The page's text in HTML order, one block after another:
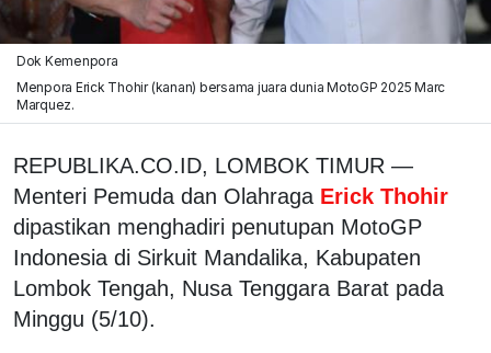
Dok Kemenpora
Menpora Erick Thohir (kanan) bersama juara dunia MotoGP 2025 Marc
Marquez.
REPUBLIKA.CO.ID, LOMBOK TIMUR —
Menteri Pemuda dan Olahraga Erick Thohir
dipastikan menghadiri penutupan MotoGP
Indonesia di Sirkuit Mandalika, Kabupaten
Lombok Tengah, Nusa Tenggara Barat pada
Minggu (5/10).